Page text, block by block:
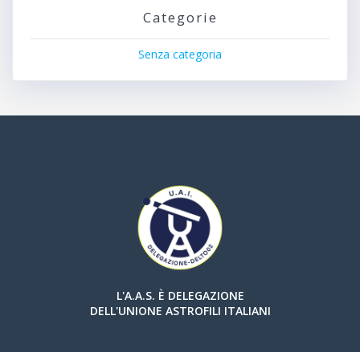
Categorie
Senza categoria
L'A.A.S. È DELEGAZIONE
DELL'UNIONE ASTROFILI ITALIANI